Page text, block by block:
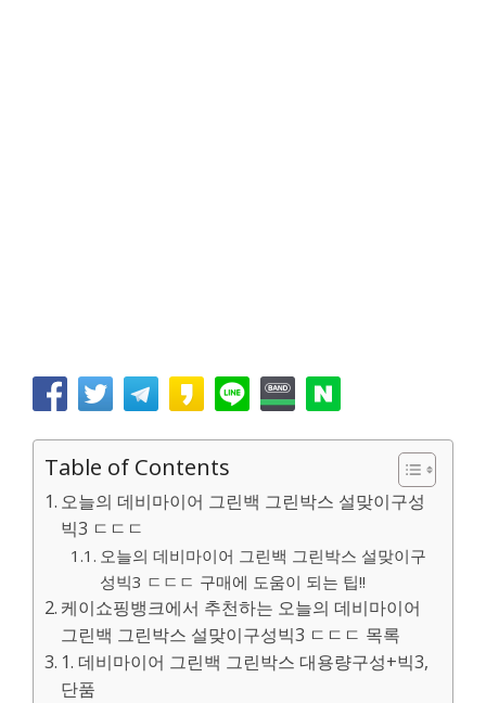
Table of Contents
오늘의 데비마이어 그린백 그린박스 설맞이구성
빅3 ㄷㄷㄷ
오늘의 데비마이어 그린백 그린박스 설맞이구
성빅3 ㄷㄷㄷ 구매에 도움이 되는 팁!!
케이쇼핑뱅크에서 추천하는 오늘의 데비마이어
그린백 그린박스 설맞이구성빅3 ㄷㄷㄷ 목록
1. 데비마이어 그린백 그린박스 대용량구성+빅3,
단품